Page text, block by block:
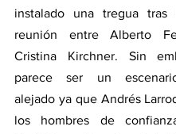
instalado una tregua tras
reunión entre Alberto
Cristina Kirchner. Sin
parece ser un
alejado ya que Andrés
los hombres de